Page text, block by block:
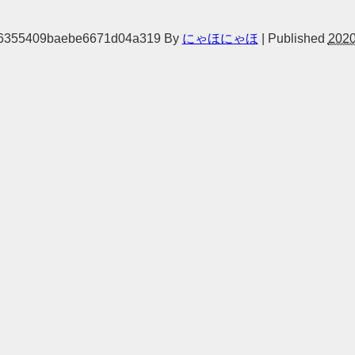
By にゃほにゃほ Published